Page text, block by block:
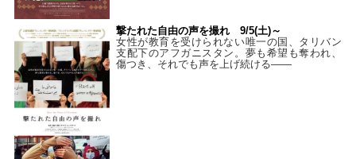
撃たれた自由の声を撮れ 9/5(土)～
女性が教育を受けられない唯一の国、タリバン
支配下のアフガニスタン。夢も希望も奪われ、
傷つき、それでも声を上げ続ける——